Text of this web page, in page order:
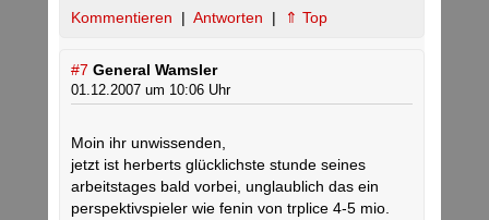
Kommentieren | Antworten | ⇑ Top
#7 General Wamsler
01.12.2007 um 10:06 Uhr
Moin ihr unwissenden,
jetzt ist herberts glücklichste stunde seines
arbeitstages bald vorbei, unglaublich das ein
perspektivspieler wie fenin von trplice 4-5 mio.